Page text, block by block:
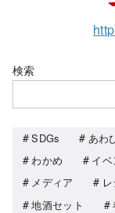
検索
SDGs あわ
わかめ
イベ
メディア
地酒セット